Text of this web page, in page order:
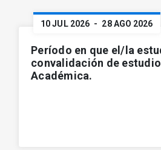
10 JUL 2026 - 28 AGO 2026
Período en que el/la
convalidación de
Académica.